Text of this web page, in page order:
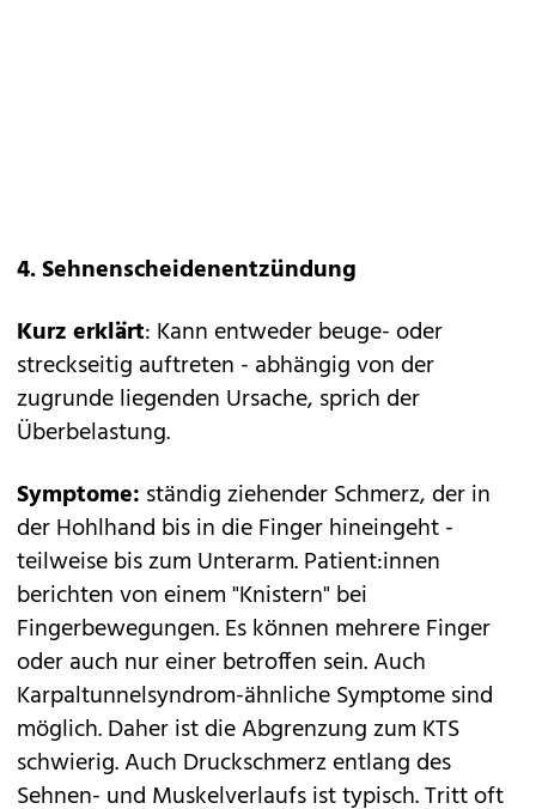
4. Sehnenscheidenentzündung
Kurz erklärt: Kann entweder beuge- oder
streckseitig auftreten - abhängig von der
zugrunde liegenden Ursache, sprich der
Überbelastung.
Symptome: ständig ziehender Schmerz, der in
der Hohlhand bis in die Finger hineingeht -
teilweise bis zum Unterarm. Patient:innen
berichten von einem "Knistern" bei
Fingerbewegungen. Es können mehrere Finger
oder auch nur einer betroffen sein. Auch
Karpaltunnelsyndrom-ähnliche Symptome sind
möglich. Daher ist die Abgrenzung zum KTS
schwierig. Auch Druckschmerz entlang des
Sehnen- und Muskelverlaufs ist typisch. Tritt oft